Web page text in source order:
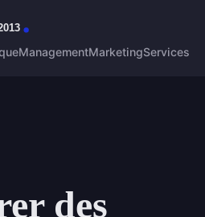
ManagementMarketingServices
des